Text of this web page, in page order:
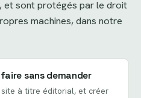
et sont protégés par le droit
machines, dans notre
sans demander
à titre éditorial, et créer